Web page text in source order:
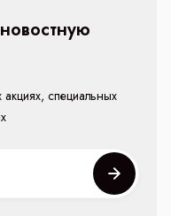
специальных